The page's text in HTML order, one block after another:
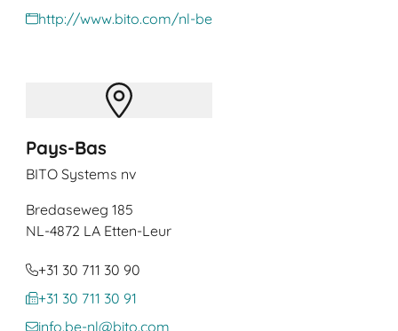
http://www.bito.com/nl-be
Pays-Bas
BITO Systems nv
Bredaseweg 185
NL-4872 LA Etten-Leur
+31 30 711 30 90
+31 30 711 30 91
info.be-nl@bito.com